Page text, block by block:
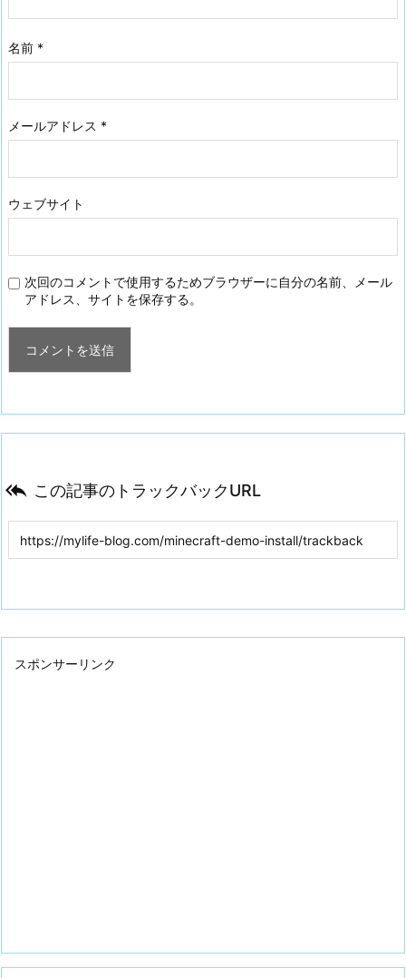
名前 *
メールアドレス *
ウェブサイト
次回のコメントで使用するためブラウザーに自分の名前、メール
アドレス、サイトを保存する。
 この記事のトラックバックURL
スポンサーリンク